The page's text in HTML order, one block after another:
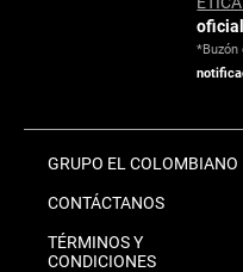
GRUPO EL COLOMBIANO
CONTÁCTANOS
TÉRMINOS Y
CONDICIONES